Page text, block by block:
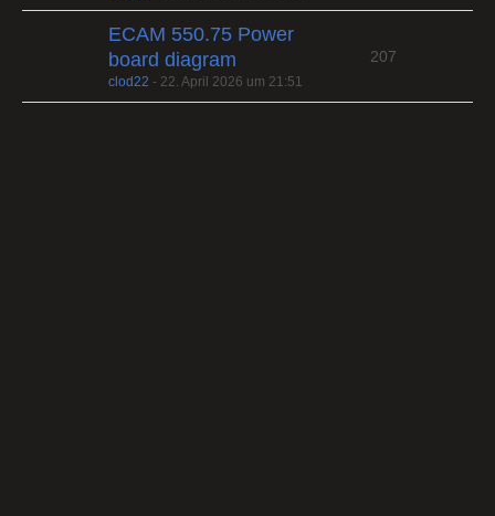
ECAM 550.75 Power
board diagram
clod22 - 22. April 2026 um 21:51
207